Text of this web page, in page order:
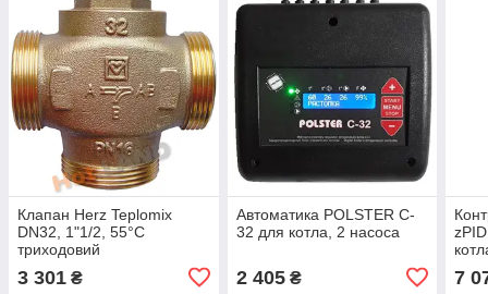
Клапан Herz Teplomix
DN32, 1"1/2, 55°С
триходовий
термостатичний 1776614 з
відключаємим байпасом
3 301 ₴
Автоматика POLSTER C-
32 для котла, 2 насоса
2 405₴ 7